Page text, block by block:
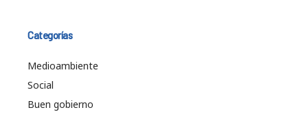
Categorías
Medioambiente
Social
Buen gobierno